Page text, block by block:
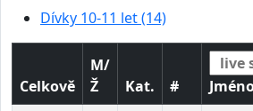
Dívky 10-11 let (14)
Celkově
M/
Ž
Kat. #